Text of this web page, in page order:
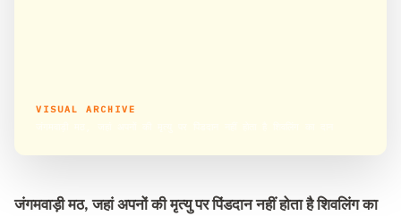
VISUAL ARCHIVE
जंगमवाड़ी मठ,जहां अपनों की मृत्यु पर पिंडदान नहीं होता है शिवलिंग का